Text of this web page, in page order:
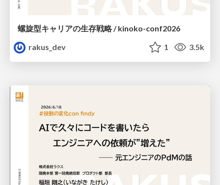
螺旋型キャリアの生存戦略 / kinoko-conf2026
rakus_dev
1 3.5k